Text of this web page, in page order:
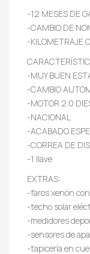
-12 MESES DE
-CAMBIO DE
-KILOMETRAJE
-MUY BUEN
-CAMBIO
-MOTOR 2.0
-NACIONAL
-ACABADO
-CORREA DE
-1 llave
EXTRAS:
-faros xenón
-techo solar
-medidores
-sensores de
-tapicería en